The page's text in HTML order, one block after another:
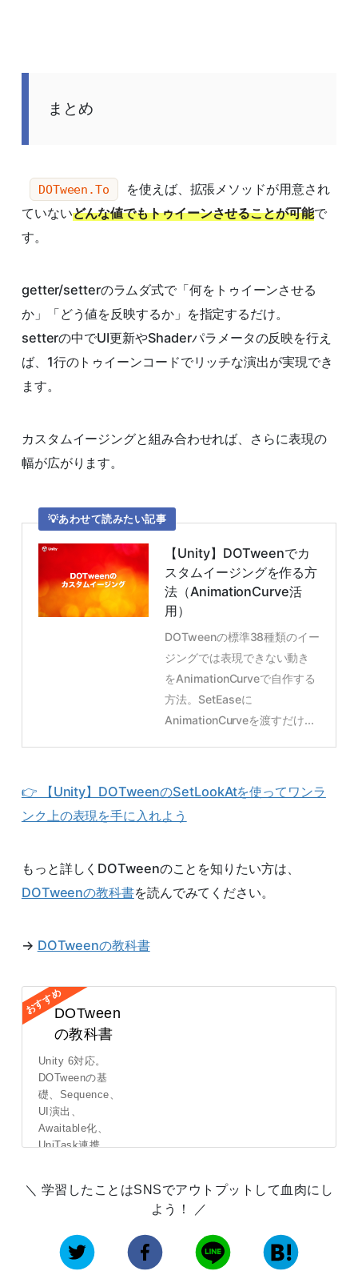
まとめ
DOTween.To
を使えば、拡張メソッドが用意され
ていないどんな値でもトゥイーンさせることが可能で
す。
getter/setterのラムダ式で「何をトゥイーンさせる
か」「どう値を反映するか」を指定するだけ。
setterの中でUI更新やShaderパラメータの反映を行え
ば、1行のトゥイーンコードでリッチな演出が実現でき
ます。
カスタムイージングと組み合わせれば、さらに表現の
幅が広がります。
あわせて読みたい記事
【Unity】DOTweenでカ
スタムイージングを作る方
法（AnimationCurve活
用）
DOTweenの標準38種類のイー
ジングでは表現できない動き
をAnimationCurveで自作する
方法。SetEaseに
AnimationCurveを渡すだけ...
👉 【Unity】DOTweenのSetLookAtを使ってワンラ
ンク上の表現を手に入れよう
もっと詳しくDOTweenのことを知りたい方は、
DOTweenの教科書を読んでみてください。
→ DOTweenの教科書
DOTween
の教科書
Unity 6対応。
DOTweenの基
礎、Sequence、
UI演出、
Awaitable化、
UniTask連携、
詳しくはこ
学習したことはSNSでアウトプットして血肉にし
よう！